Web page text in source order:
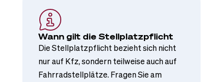
Wann gilt die Stellplatzpflicht
Die Stellplatzpflicht bezieht sich nicht
nur auf Kfz, sondern teilweise auch auf
Fahrradstellplätze. Fragen Sie am